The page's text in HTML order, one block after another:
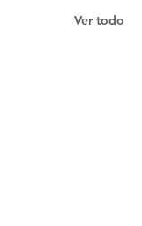
Ver todo